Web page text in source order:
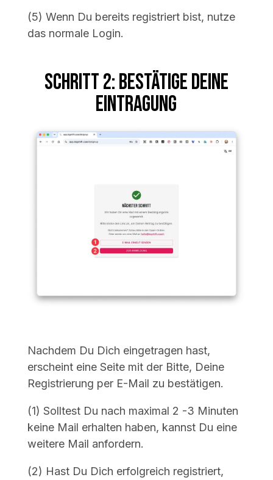
(5) Wenn Du bereits registriert bist, nutze
das normale Login.
Schritt 2: Bestätige Deine
Eintragung
Nachdem Du Dich eingetragen hast,
erscheint eine Seite mit der Bitte, Deine
Registrierung per E-Mail zu bestätigen.
(1) Solltest Du nach maximal 2 -3 Minuten
keine Mail erhalten haben, kannst Du eine
weitere Mail anfordern.
(2) Hast Du Dich erfolgreich registriert,